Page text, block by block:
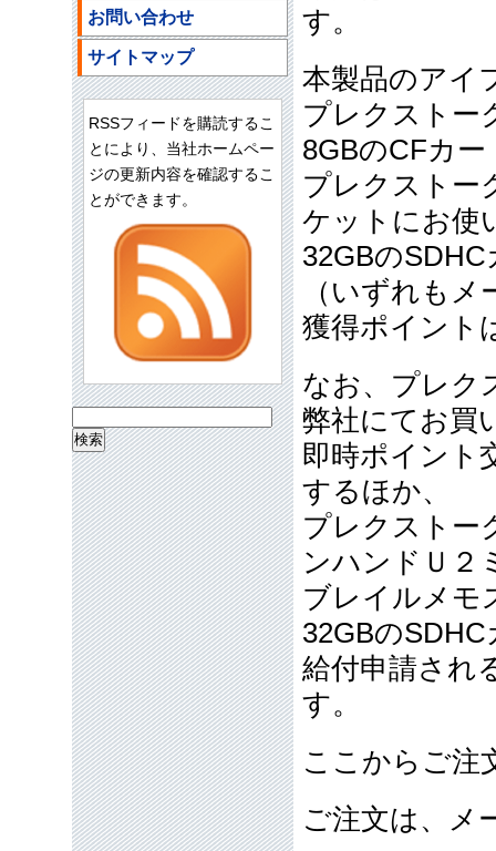
す。
本製品のアイ
プレクストー
8GBのCFカー
プレクストー
ケットにお使
32GBの
（いずれもメ
獲得ポイント
なお、プレク
弊社にてお買
即時ポイント
するほか、
プレクストー
ンハンドＵ２
ブレイルメモ
32GBの
給付申請され
す。
ここからご注
ご注文は、メ
お問い合わせ
サイトマップ
RSSフィードを購読するこ
とにより、当社ホームペー
ジの更新内容を確認するこ
とができます。
索: